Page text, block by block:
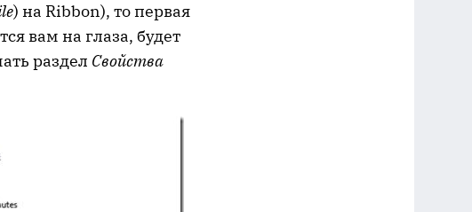
) на Ribbon), то первая
вам на глаза, будет
раздел Свойства